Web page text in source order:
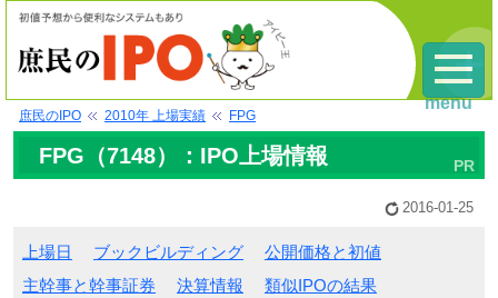
庶民のIPO 2010年 上場実績 FPG
FPG（7148）：IPO上場情報
2016-01-25
上場日 ブックビルディング
公開価格と初値
主幹事と幹事証券
決算情報 類似IPOの結果
menu